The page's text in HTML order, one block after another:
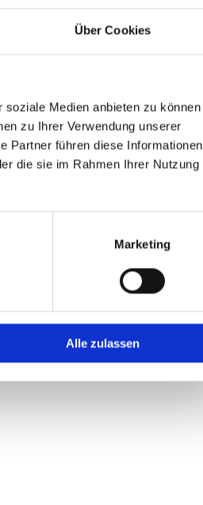
Über Cookies
Medien anbieten zu können
zu Ihrer Verwendung unserer
Partner führen diese Informationen
die sie im Rahmen Ihrer Nutzung
Marketing
Alle zulassen